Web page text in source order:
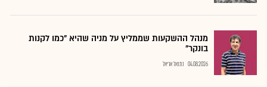
מנהל ההשקעות שממליץ על מניה שהיא "כמו לקנות
בונקר"
04.08.2026 נתנאל אריאל